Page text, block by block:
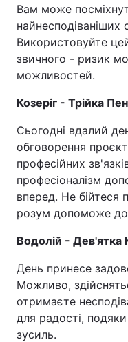
Вам може
найнесподіваніших
Використовуйте
звичного - ризик
можливостей.
Козеріг - Трійка
Сьогодні вдалий
обговорення
професійних
професіоналізм
вперед. Не бійтеся
розум допоможе
Водолій - Дев'ятка
День принесе
Можливо,
отримаєте
для радості,
зусиль.